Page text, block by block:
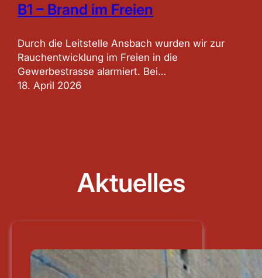
B1 – Brand im Freien
Durch die Leitstelle Ansbach wurden wir zur
Rauchentwicklung im Freien in die
Gewerbestrasse alarmiert. Bei…
18. April 2026
Aktuelles